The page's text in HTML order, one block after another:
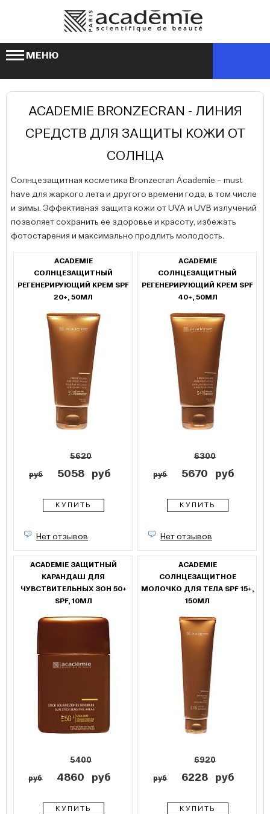
МЕНЮ
ACADEMIE BRONZECRAN - ЛИНИЯ
СРЕДСТВ ДЛЯ ЗАЩИТЫ КОЖИ ОТ
СОЛНЦА
Солнцезащитная косметика Bronzecran Academie – must
have для жаркого лета и другого времени года, в том числе
и зимы. Эффективная защита кожи от UVA и UVB излучений
позволяет сохранить ее здоровье и красоту, избежать
фотостарения и максимально продлить молодость.
ACADEMIE
СОЛНЦЕЗАЩИТНЫЙ
РЕГЕНЕРИРУЮЩИЙ КРЕМ SPF
20+, 50МЛ
5620
руб 5058 руб
КУПИТЬ
Нет отзывов
ACADEMIE
СОЛНЦЕЗАЩИТНЫЙ
РЕГЕНЕРИРУЮЩИЙ КРЕМ SPF
40+, 50МЛ
6300
руб 5670 руб
КУПИТЬ
Нет отзывов
ACADEMIE ЗАЩИТНЫЙ
КАРАНДАШ ДЛЯ
ЧУВСТВИТЕЛЬНЫХ ЗОН 50+
SPF, 10МЛ
5400
руб 4860 руб
КУПИТЬ
ACADEMIE
СОЛНЦЕЗАЩИТНОЕ
МОЛОЧКО ДЛЯ ТЕЛА SPF 15+,
150МЛ
6920
руб 6228 руб
КУПИТЬ